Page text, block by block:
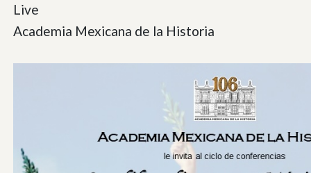
Live
Academia Mexicana de la Historia